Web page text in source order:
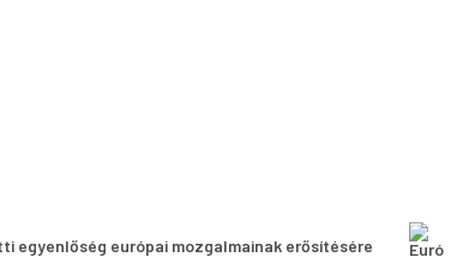
egyenlőség európai mozgalmainak erősítésére